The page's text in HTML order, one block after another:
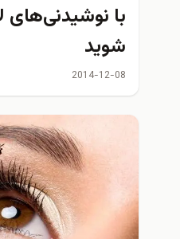
با نوشیدنی‌های
شويد
2014-12-08